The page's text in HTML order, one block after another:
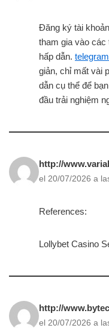
Đăng ký tài
tham gia vào
hấp dẫn.
giản, chỉ mất vài
dẫn cụ thể để
đầu trải nghiệm
http://
el 20/07/2026 a
References:
Lollybet Casino
http://
el 20/07/2026 a